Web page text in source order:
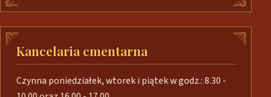
Kancelaria cmentarna
Czynna poniedziałek, wtorek i piątek w godz.: 8.30 -